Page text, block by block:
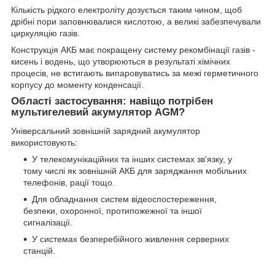
Кількість рідкого електроліту дозується таким чином, щоб
дрібні пори заповнювалися кислотою, а великі забезпечували
циркуляцію газів.
Конструкція АКБ має покращену систему рекомбінації газів -
кисень і водень, що утворюються в результаті хімічних
процесів, не встигають випаровуватись за межі герметичного
корпусу до моменту конденсації.
Області застосування: навіщо потрібен
мультигелевий акумулятор AGM?
Універсальний зовнішній зарядний акумулятор
використовують:
У телекомунікаційних та інших системах зв'язку, у
тому числі як зовнішній АКБ для заряджання мобільних
телефонів, рації тощо.
Для обладнання систем відеоспостереження,
безпеки, охоронної, протипожежної та іншої
сигналізації.
У системах безперебійного живлення серверних
станцій.